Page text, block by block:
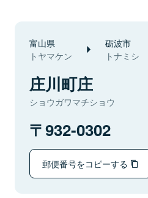
富山県
トヤマケン
砺波市
トナミシ
庄川町庄
ショウガワマチショウ
932-0302
郵便番号をコピーする